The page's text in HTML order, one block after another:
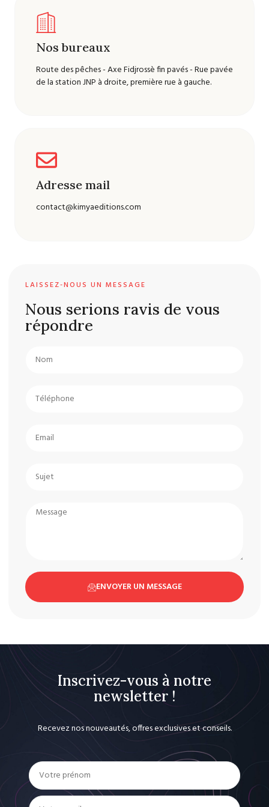
Nos bureaux
Route des pêches - Axe Fidjrossè fin pavés - Rue pavée
de la station JNP à droite, première rue à gauche.
Adresse mail
contact@kimyaeditions.com
LAISSEZ-NOUS UN MESSAGE
Nous serions ravis de vous
répondre
ENVOYER UN MESSAGE
Inscrivez-vous à notre
newsletter !
Recevez nos nouveautés, offres exclusives et conseils.